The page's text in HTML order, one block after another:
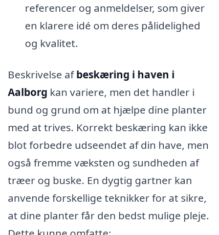
referencer og anmeldelser, som giver
en klarere idé om deres pålidelighed
og kvalitet.
Beskrivelse afbeskæring i haven i
Aalborg kan variere, men det handler i
bund og grund om at hjælpe dine planter
med at trives. Korrekt beskæring kan ikke
blot forbedre udseendet af din have, men
også fremme væksten og sundheden af
træer og buske. En dygtig gartner kan
anvende forskellige teknikker for at sikre,
at dine planter får den bedst mulige pleje.